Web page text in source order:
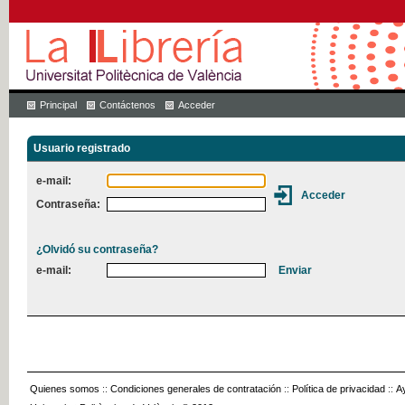
Principal Contáctenos Acceder
Usuario registrado
e-mail:
Contraseña:
¿Olvidó su contraseña?
e-mail:
Quienes somos :: Condiciones generales de contratación :: Política de privacidad ::